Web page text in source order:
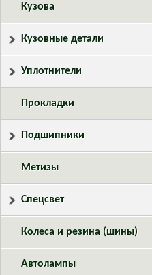
Кузова
Кузовные детали
Уплотнители
Прокладки
Подшипники
Метизы
Спецсвет
Колеса и резина (шины)
Автолампы